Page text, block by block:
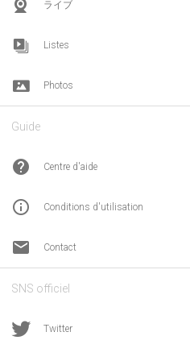
ライブ
Listes
Photos
Guide
help Centre d'aide
info_outline Conditions d'utilisation
email Contact
SNS officiel
Twitter